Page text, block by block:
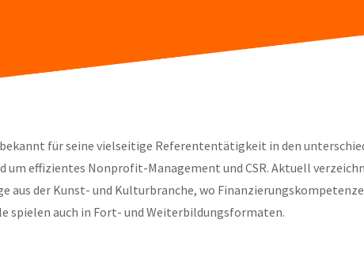
bekannt für seine vielseitige Referententätigkeit in den
um effizientes Nonprofit-Management und CSR. Aktuell
aus der Kunst- und Kulturbranche, wo
spielen auch in Fort- und Weiterbildungsformaten.